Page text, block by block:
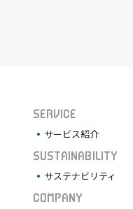
SERVICE
サービス紹介
SUSTAINABILITY
サステナビリティ
COMPANY